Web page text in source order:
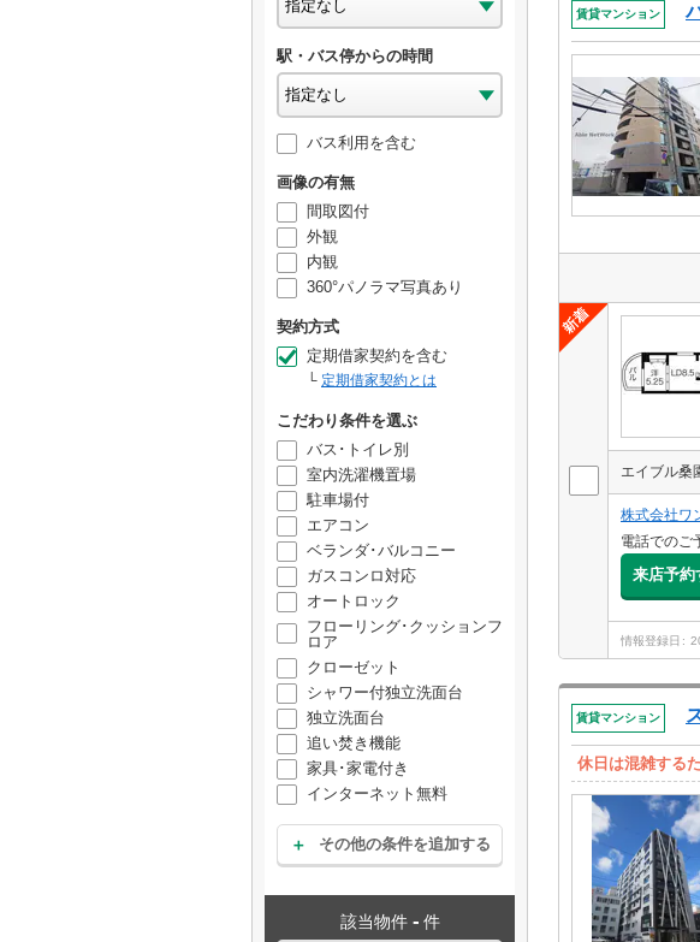
駅・バス停からの時間
バス利用を含む
画像の有無
間取図付
外観
内観
360°パノラマ写真あり
契約方式
定期借家契約を含む
定期借家契約とは
こだわり条件を選ぶ
バス･トイレ別
室内洗濯機置場
駐車場付
エアコン
ベランダ･バルコニー
ガスコンロ対応
オートロック
フローリング･クッションフ
ロア
クローゼット
シャワー付独立洗面台
独立洗面台
追い焚き機能
家具･家電付き
インターネット無料
その他の条件を追加する
該当物件 - 件
賃貸マンション
エイブル
株式会社ワ
電話でのご
来店予約
情報登録日
賃貸マンション
休日は混雑する